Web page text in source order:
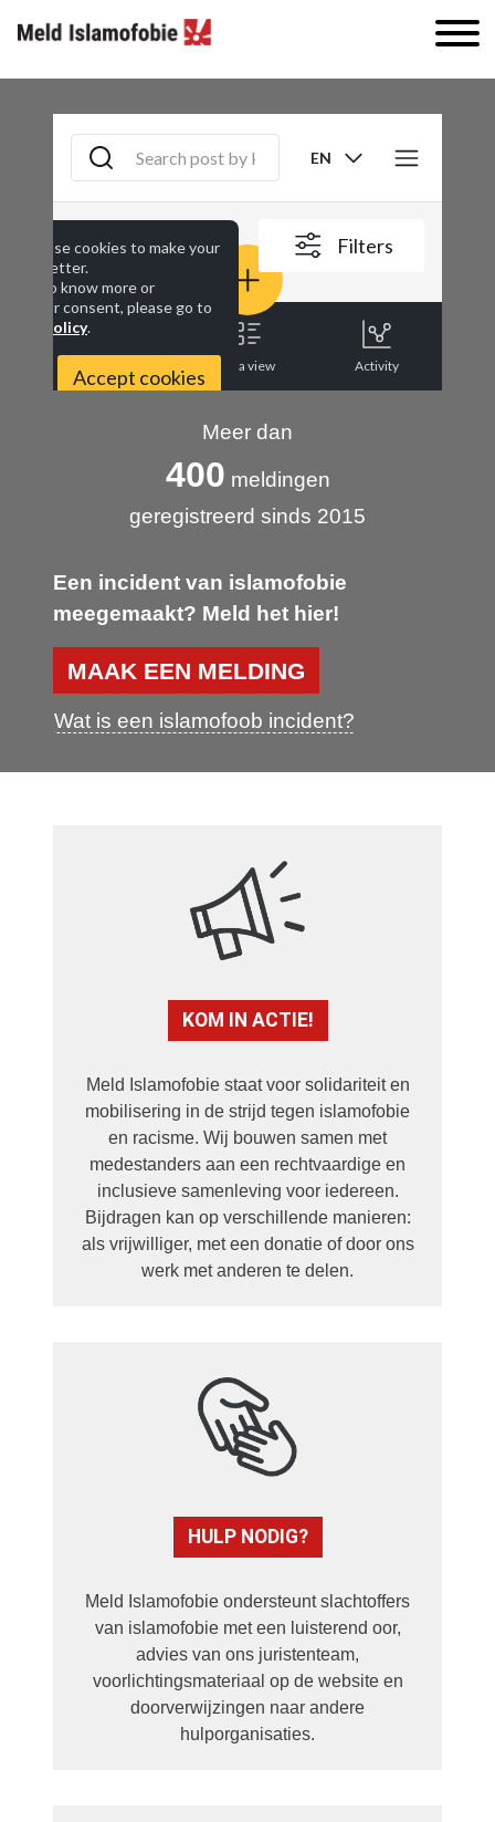
Meer dan
400 meldingen
geregistreerd sinds 2015
Een incident van islamofobie
meegemaakt? Meld het hier!
MAAK EEN MELDING
Wat is een islamofoob incident?
KOM IN ACTIE!
Meld Islamofobie staat voor solidariteit en
mobilisering in de strijd tegen islamofobie
en racisme. Wij bouwen samen met
medestanders aan een rechtvaardige en
inclusieve samenleving voor iedereen.
Bijdragen kan op verschillende manieren:
als vrijwilliger, met een donatie of door ons
werk met anderen te delen.
HULP NODIG?
Meld Islamofobie ondersteunt slachtoffers
van islamofobie met een luisterend oor,
advies van ons juristenteam,
voorlichtingsmateriaal op de website en
doorverwijzingen naar andere
hulporganisaties.